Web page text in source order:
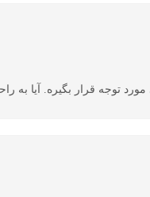
توجه قرار بگیره. آیا به